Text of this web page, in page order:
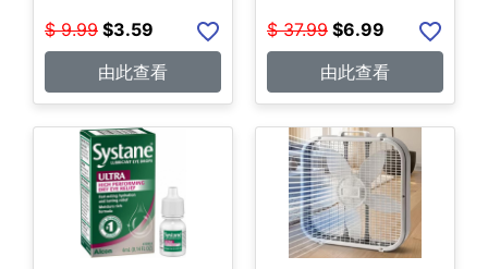
$ 9.99 $3.59
由此查看
$ 37.99 $6.99
由此查看